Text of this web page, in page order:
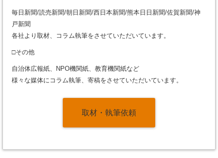
毎日新聞/読売新聞/朝日新聞/西日本新聞/熊本日日新聞/佐賀新聞/神
戸新聞
各社より取材、コラム執筆をさせていただいています。
□その他
自治体広報紙、NPO機関紙、教育機関紙など
様々な媒体にコラム執筆、寄稿をさせていただいています。
取材・執筆依頼